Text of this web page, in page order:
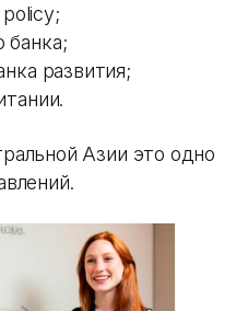
банка;
развития;
Азии это одно